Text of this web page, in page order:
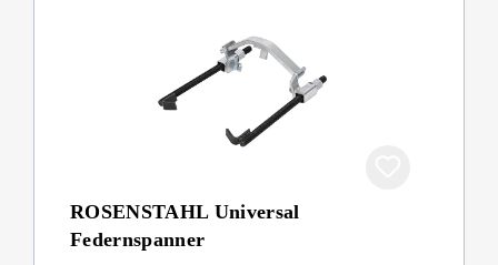
ROSENSTAHL Universal
Federnspanner